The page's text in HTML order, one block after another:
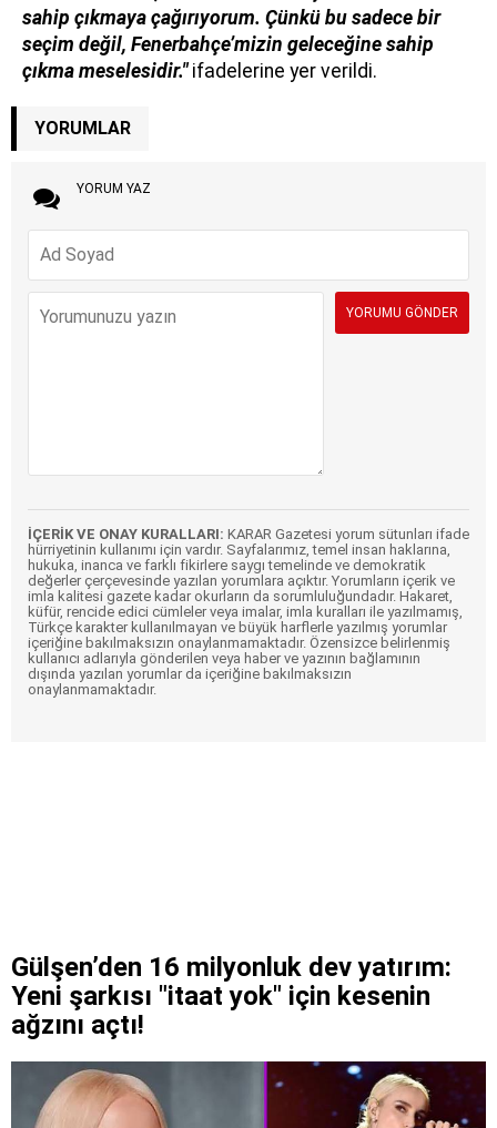
sahip çıkmaya çağırıyorum. Çünkü bu sadece bir
seçim değil, Fenerbahçe’mizin geleceğine sahip
çıkma meselesidir."ifadelerine yer verildi.
YORUMLAR
YORUM YAZ
İÇERİK VE ONAY KURALLARI: KARAR Gazetesi yorum sütunları ifade
hürriyetinin kullanımı için vardır. Sayfalarımız, temel insan haklarına,
hukuka, inanca ve farklı fikirlere saygı temelinde ve demokratik
değerler çerçevesinde yazılan yorumlara açıktır. Yorumların içerik ve
imla kalitesi gazete kadar okurların da sorumluluğundadır. Hakaret,
küfür, rencide edici cümleler veya imalar, imla kuralları ile yazılmamış,
Türkçe karakter kullanılmayan ve büyük harflerle yazılmış yorumlar
içeriğine bakılmaksızın onaylanmamaktadır. Özensizce belirlenmiş
kullanıcı adlarıyla gönderilen veya haber ve yazının bağlamının
dışında yazılan yorumlar da içeriğine bakılmaksızın
onaylanmamaktadır.
Gülşen’den 16 milyonluk dev yatırım:
Yeni şarkısı "itaat yok" için kesenin
ağzını açtı!